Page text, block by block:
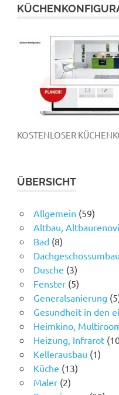
KOSTENLOSER
ÜBERSICHT
Allgemein (59)
Altbau,
Bad (8)
Dachgeschossumbau
Dusche (3)
Fenster (5)
Generalsanierung
Gesundheit in den
Heimkino,
Heizung, Infrarot
Kellerausbau (1)
Küche (13)
Maler (2)